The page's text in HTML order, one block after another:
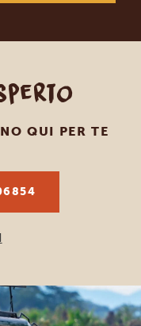
QUI PER TE